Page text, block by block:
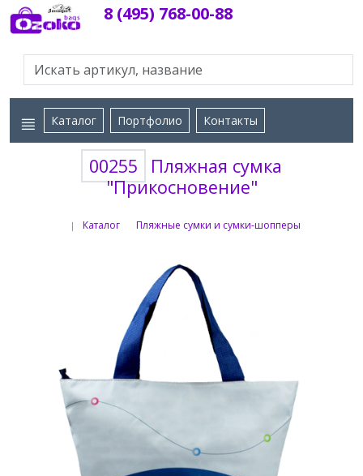
8 (495) 768-00-88
Каталог Портфолио Контакты
00255
Пляжная сумка
"Прикосновение"
| Каталог Пляжные сумки и сумки-шопперы